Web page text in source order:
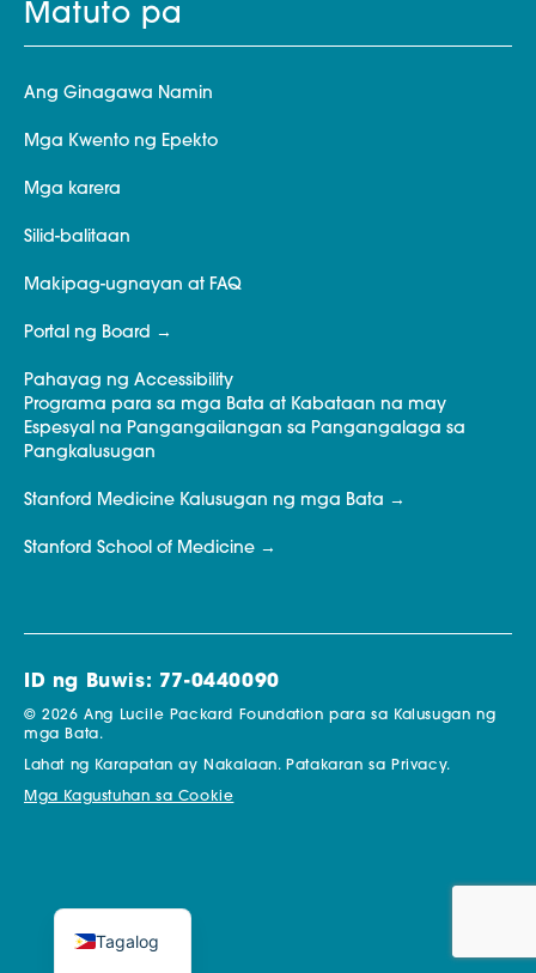
Matuto pa
Ang Ginagawa Namin
Mga Kwento ng Epekto
Mga karera
Silid-balitaan
Makipag-ugnayan at FAQ
Portal ng Board
Pahayag ng Accessibility
Programa para sa mga Bata at Kabataan na may
Espesyal na Pangangailangan sa Pangangalaga sa
Pangkalusugan
Stanford Medicine Kalusugan ng mga Bata
Stanford School of Medicine
ID ng Buwis: 77-0440090
© 2026 Ang Lucile Packard Foundation para sa Kalusugan ng
mga Bata.
Lahat ng Karapatan ay Nakalaan. Patakaran sa Privacy.
Mga Kagustuhan sa Cookie
Tagalog